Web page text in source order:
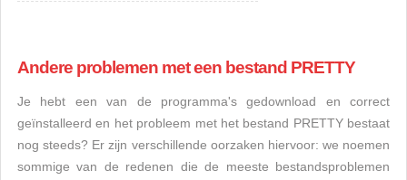
Andere problemen met een bestand PRETTY
Je hebt een van de programma's gedownload en correct
geïnstalleerd en het probleem met het bestand PRETTY bestaat
nog steeds? Er zijn verschillende oorzaken hiervoor: we noemen
sommige van de redenen die de meeste bestandsproblemen